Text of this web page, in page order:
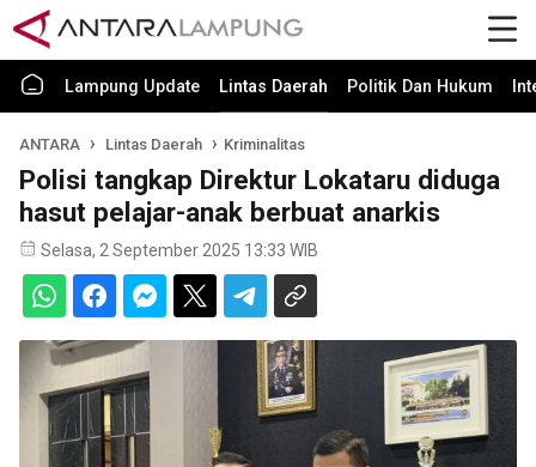
Lampung Update Lintas Daerah Politik Dan Hukum
ANTARA Lintas Daerah Kriminalitas
Polisi tangkap Direktur Lokataru diduga
hasut pelajar-anak berbuat anarkis
Selasa, 2 September 2025 13:33 WIB